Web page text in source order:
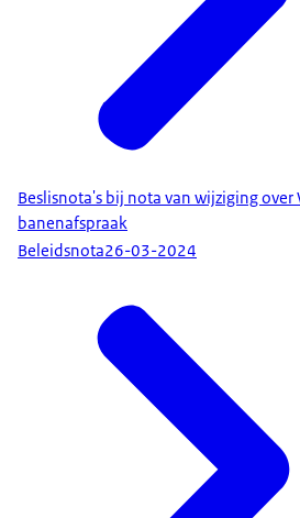
Beslisnota's bij nota van wijziging over
banenafspraak
Beleidsnota26-03-2024